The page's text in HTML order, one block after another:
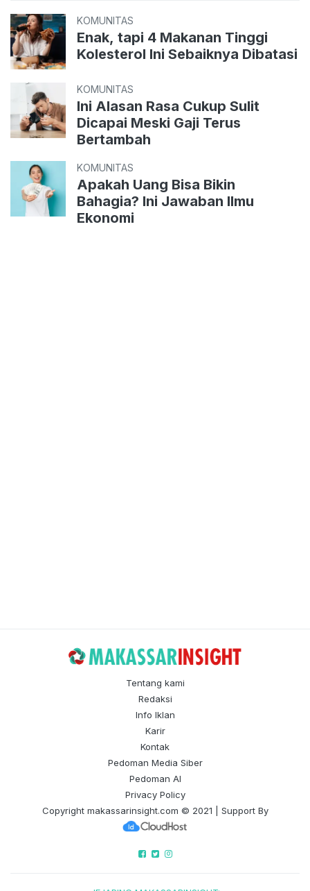
KOMUNITAS
Enak, tapi 4 Makanan Tinggi
Kolesterol Ini Sebaiknya Dibatasi
KOMUNITAS
Ini Alasan Rasa Cukup Sulit
Dicapai Meski Gaji Terus
Bertambah
KOMUNITAS
Apakah Uang Bisa Bikin
Bahagia? Ini Jawaban Ilmu
Ekonomi
Tentang kami
Redaksi
Info Iklan
Karir
Kontak
Pedoman Media Siber
Pedoman AI
Privacy Policy
Copyright makassarinsight.com © 2021 | Support By